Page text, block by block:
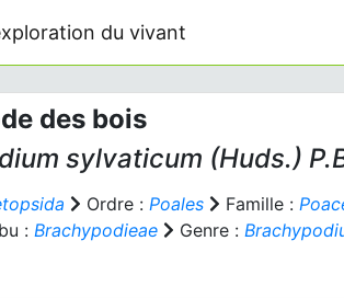
du vivant
des bois
sylvaticum (Huds.)
Ordre : Poales Famille :
: Brachypodieae Genre :